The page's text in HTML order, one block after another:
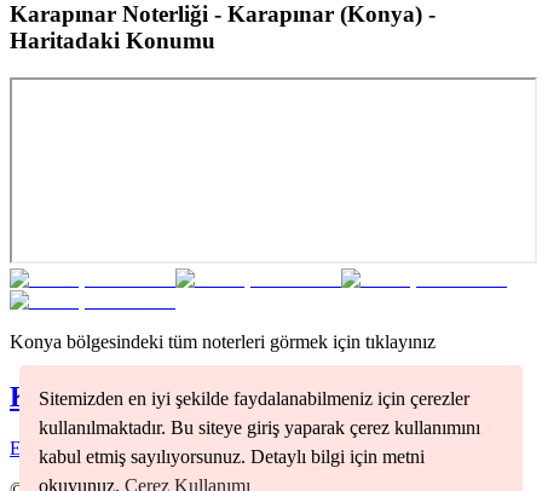
Sitemizden en iyi şekilde faydalanabilmeniz için çerezler
kullanılmaktadır. Bu siteye giriş yaparak çerez kullanımını
kabul etmiş sayılıyorsunuz. Detaylı bilgi için metni
okuyunuz. Çerez Kullanımı
Karapınar Noterliği - Karapınar (Konya) -
Haritadaki Konumu
Konya bölgesindeki tüm noterleri görmek için tıklayınız
KonyaNoterleri
Ereğli ( ) Selçuklu 3